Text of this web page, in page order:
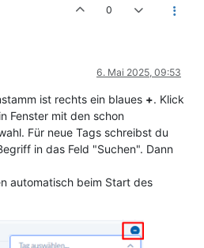
0
6. Mai 2025, 09:53
ist rechts ein blaues +. Klick
Fenster mit den schon
Für neue Tags schreibst du
in das Feld "Suchen". Dann
automatisch beim Start des